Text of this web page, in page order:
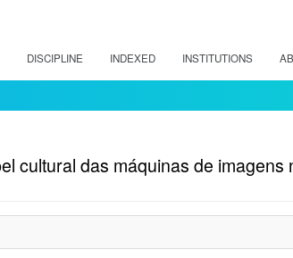
DISCIPLINE INDEXED INSTITUTIONS
cultural das máquinas de imagens